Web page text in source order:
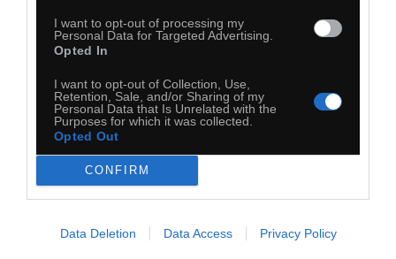
I want to opt-out of processing my
Personal Data for Targeted Advertising.
Opted In
I want to opt-out of Collection, Use,
Retention, Sale, and/or Sharing of my
Personal Data that Is Unrelated with the
Purposes for which it was collected.
Opted Out
CONFIRM
Data Deletion Data Access Privacy Policy